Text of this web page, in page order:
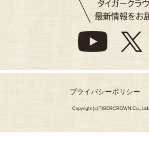
プライバシーポリシー
Copyright (c)TIGERCROWN Co.,